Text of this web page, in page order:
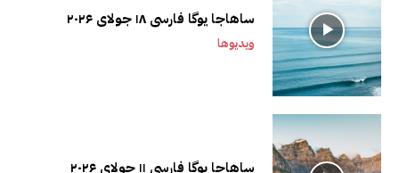
ساهاجا یوگا فارسی ۱۸ جولای ۲۰۲۶
ویدیوها
ساهاجا یوگا فارسی ۱۱ جولای ۲۰۲۶